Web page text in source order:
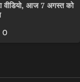
वीडियो, आज 7 अगस्त को
0